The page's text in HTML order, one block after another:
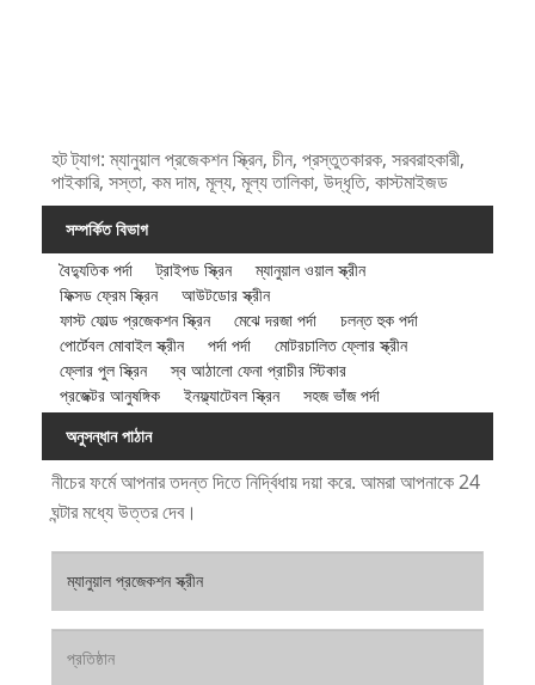
হট ট্যাগ: ম্যানুয়াল প্রজেকশন স্ক্রিন, চীন, প্রস্তুতকারক, সরবরাহকারী,
পাইকারি, সস্তা, কম দাম, মূল্য, মূল্য তালিকা, উদ্ধৃতি, কাস্টমাইজড
সম্পর্কিত বিভাগ
বৈদ্যুতিক পর্দা
ট্রাইপড স্ক্রিন
ম্যানুয়াল ওয়াল স্ক্রীন
ফিক্সড ফ্রেম স্ক্রিন
আউটডোর স্ক্রীন
ফাস্ট ফোল্ড প্রজেকশন স্ক্রিন
মেঝে দরজা পর্দা
চলন্ত হুক পর্দা
পোর্টেবল মোবাইল স্ক্রীন
পর্দা পর্দা
মোটরচালিত ফ্লোর স্ক্রীন
ফ্লোর পুল স্ক্রিন
স্ব আঠালো ফেনা প্রাচীর স্টিকার
প্রজেক্টর আনুষঙ্গিক
ইনফ্ল্যাটেবল স্ক্রিন
সহজ ভাঁজ পর্দা
অনুসন্ধান পাঠান
নীচের ফর্মে আপনার তদন্ত দিতে নির্দ্বিধায় দয়া করে. আমরা আপনাকে 24
ঘন্টার মধ্যে উত্তর দেব।